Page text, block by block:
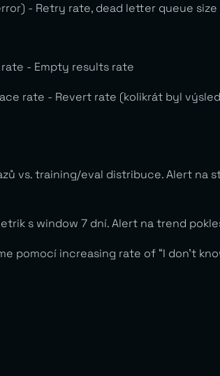
- Retry rate, dead letter queue size
- Empty results rate
rate - Revert rate (kolikrát byl
vs. training/eval distribuce. Alert na
s window 7 dní. Alert na trend
pomocí increasing rate of “I don’t